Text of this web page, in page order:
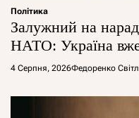
Політика
Залужний на
НАТО: Україна
4 Серпня, 2026Федоренко